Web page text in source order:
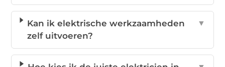
Kan ik elektrische werkzaamheden
zelf uitvoeren?
▼